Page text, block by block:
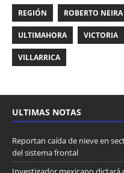
REGIÓN ROBERTO NEIRA
ULTIMAHORA VICTORIA
VILLARRICA
ULTIMAS NOTAS
Reportan caída de nieve en
del sistema frontal